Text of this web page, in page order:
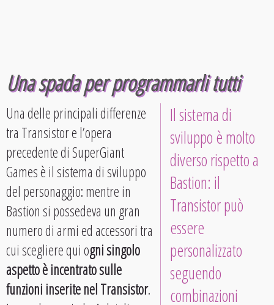
Una spada per programmarli tutti
Il sistema di
sviluppo è molto
diverso rispetto a
Bastion: il
Transistor può
essere
personalizzato
seguendo
combinazioni
Una delle principali differenze
tra Transistor e l’opera
precedente di SuperGiant
Games è il sistema di sviluppo
del personaggio: mentre in
Bastion si possedeva un gran
numero di armi ed accessori tra
cui scegliere qui ogni singolo
aspetto è incentrato sulle
funzioni inserite nel Transistor.